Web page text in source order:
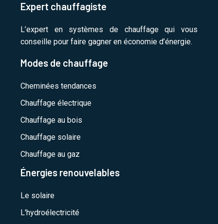
Expert chauffagiste
L’expert en systèmes de chauffage qui vous
conseille pour faire gagner en économie d’énergie.
Modes de chauffage
Cheminées tendances
Chauffage électrique
Chauffage au bois
Chauffage solaire
Chauffage au gaz
Énergies renouvelables
Le solaire
L'hydroélectricité